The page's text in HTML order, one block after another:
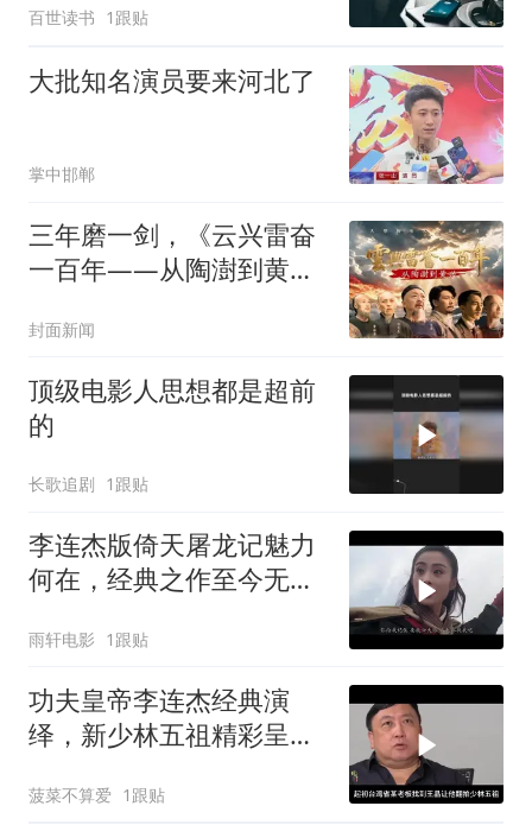
百世读书 1跟贴
大批知名演员要来河北了
掌中邯郸
三年磨一剑，《云兴雷奋
一百年——从陶澍到黄
封面新闻
顶级电影人思想都是超前
的
长歌追剧 1跟贴
李连杰版倚天屠龙记魅力
何在，经典之作至今无法
雨轩电影 1跟贴
功夫皇帝李连杰经典演
绎，新少林五祖精彩呈
菠菜不算爱 1跟贴